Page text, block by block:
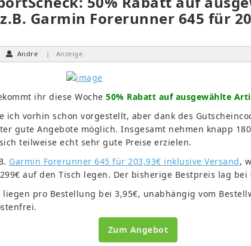
Garmin Forerunner 645 für
Andre | Anzeige
ihr diese Woche 50% Rabatt auf ausgewählte
ich vorhin schon vorgestellt, aber dank des
gute Angebote möglich. Insgesamt nehmen knapp
teilweise echt sehr gute Preise erzielen.
Garmin Forerunner 645 für 203,93€ inklusive Versand,
auf den Tisch legen. Der bisherige Bestpreis lag bei
liegen pro Bestellung bei 3,95€, unabhängig vom
Zum Angebot